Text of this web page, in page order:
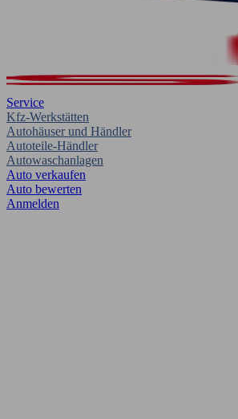
Service
Kfz-Werkstätten
Autohäuser und Händler
Autoteile-Händler
Autowaschanlagen
Auto verkaufen
Auto bewerten
Anmelden